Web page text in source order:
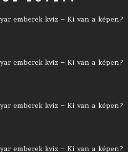
emberek kvíz – Ki van a képen?
emberek kvíz – Ki van a képen?
emberek kvíz – Ki van a képen?
emberek kvíz – Ki van a képen?